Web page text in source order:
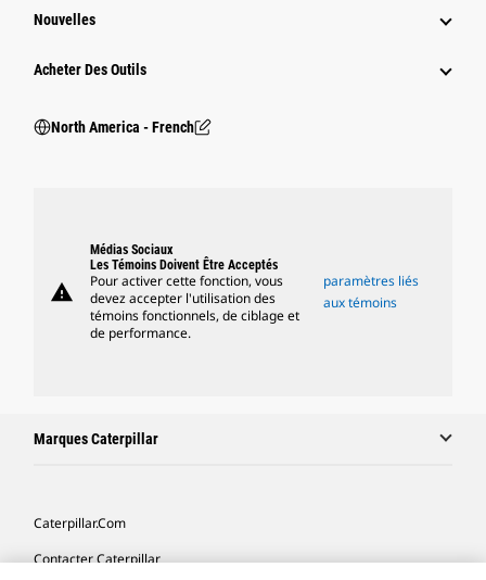
Nouvelles
Acheter Des Outils
North America - French
warning
Médias Sociaux
Les Témoins Doivent Être Acceptés
Pour activer cette fonction, vous
devez accepter l'utilisation des
témoins fonctionnels, de ciblage et
de performance.
paramètres liés
aux témoins
Marques Caterpillar
Caterpillar.com
Contacter Caterpillar